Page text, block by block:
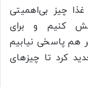
چیز بی‌اهمیتی
کنیم و برای
هم پاسخی نیابیم
کرد تا چیزهای